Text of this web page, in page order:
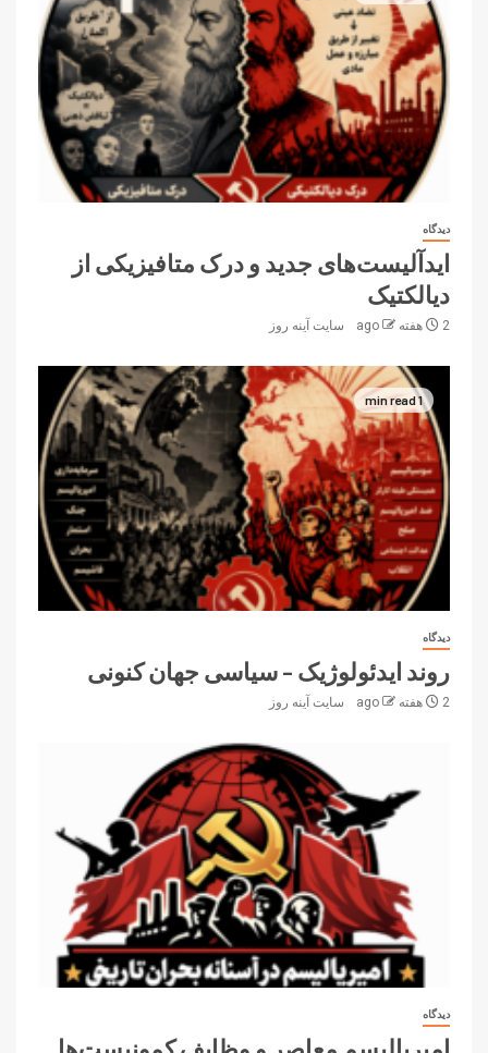
دیدگاه
ایدآلیست‌های جدید و درک متافیزیکی از
دیالکتیک
2 هفته ago سایت آینه‌ روز
1 min read
دیدگاه
روند ایدئولوژیک – سیاسی جهان کنونی
2 هفته ago سایت آینه‌ روز
دیدگاه